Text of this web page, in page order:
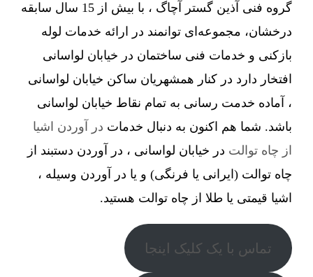
گروه فنی آذین گستر آچاگ ، با بیش از 15 سال سابقه
درخشان، مجموعه‌ای توانمند در ارائه خدمات لوله
بازکنی و خدمات فنی ساختمان در خیابان لواسانی
افتخار دارد در کنار همشهریان ساکن خیابان لواسانی
، آماده خدمت رسانی به تمام نقاط خیابان لواسانی
باشد. شما هم اکنون به دنبال خدمات در آوردن اشیا
از چاه توالت در خیابان لواسانی ، در آوردن دستبند از
چاه توالت (ایرانی یا فرنگی) و یا در آوردن وسیله ،
اشیا قیمتی یا طلا از چاه توالت هستید.
تماس با یک کلیک اینجا